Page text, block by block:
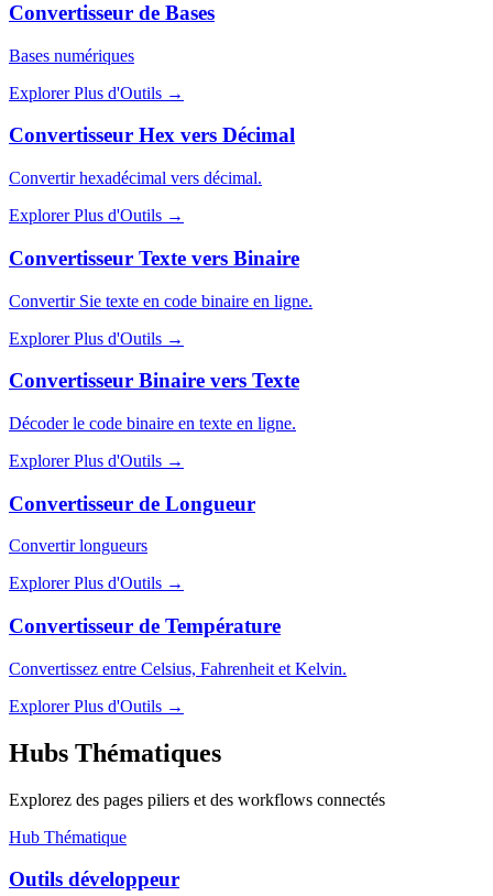
Convertisseur de Bases
Bases numériques
Explorer Plus d'Outils →
Convertisseur Hex vers Décimal
Convertir hexadécimal vers décimal.
Explorer Plus d'Outils →
Convertisseur Texte vers Binaire
Convertir Sie texte en code binaire en ligne.
Explorer Plus d'Outils →
Convertisseur Binaire vers Texte
Décoder le code binaire en texte en ligne.
Explorer Plus d'Outils →
Convertisseur de Longueur
Convertir longueurs
Explorer Plus d'Outils →
Convertisseur de Température
Convertissez entre Celsius, Fahrenheit et Kelvin.
Explorer Plus d'Outils →
Hubs Thématiques
Explorez des pages piliers et des workflows connectés
Hub Thématique
Outils développeur